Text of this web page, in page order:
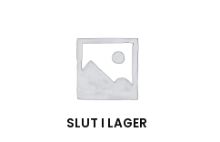
SLUT I LAGER